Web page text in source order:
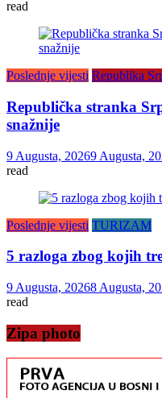
read
Poslednje vijesti Republika
Republička stranka
snažnije
9 Augusta, 20269 Augusta,
read
Poslednje vijesti TURIZAM
5 razloga zbog kojih
9 Augusta, 20268 Augusta,
read
Zipa photo